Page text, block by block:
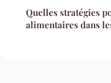
Quelles stratégies
alimentaires dans